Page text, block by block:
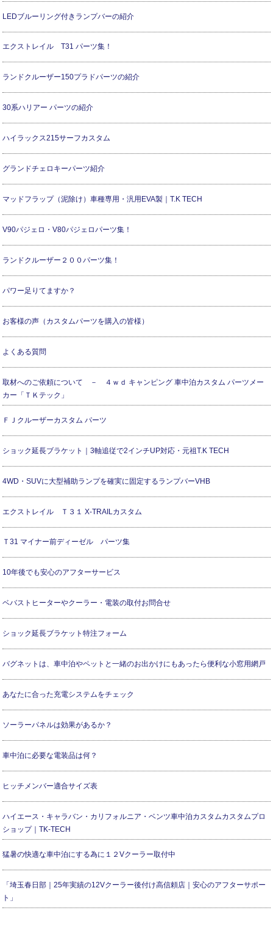
LEDブルーリング付きランプバーの紹介
エクストレイル T31 パーツ集！
ランドクルーザー150プラドパーツの紹介
30系ハリアー パーツの紹介
ハイラックス215サーフカスタム
グランドチェロキーパーツ紹介
マッドフラップ（泥除け）車種専用・汎用EVA製｜T.K TECH
V90パジェロ・V80パジェロパーツ集！
ランドクルーザー２００パーツ集！
パワー足りてますか？
お客様の声（カスタムパーツを購入の皆様）
よくある質問
取材へのご依頼について － ４ｗｄ キャンピング 車中泊カスタム パーツメー
カー「ＴＫテック」
ＦＪクルーザーカスタム パーツ
ショック延長ブラケット｜3軸追従で2インチUP対応・元祖T.K TECH
4WD・SUVに大型補助ランプを確実に固定するランプバーVHB
エクストレイル Ｔ３１ X-TRAILカスタム
Ｔ31 マイナー前ディーゼル パーツ集
10年後でも安心のアフターサービス
ベバストヒーターやクーラー・電装の取付お問合せ
ショック延長ブラケット特注フォーム
バグネットは、車中泊やペットと一緒のお出かけにもあったら便利な小窓用網戸
あなたに合った充電システムをチェック
ソーラーパネルは効果があるか？
車中泊に必要な電装品は何？
ヒッチメンバー適合サイズ表
ハイエース・キャラバン・カリフォルニア・ベンツ車中泊カスタムカスタムプロ
ショップ｜TK-TECH
猛暑の快適な車中泊にする為に１２Vクーラー取付中
「埼玉春日部｜25年実績の12Vクーラー後付け高信頼店｜安心のアフターサポー
ト」